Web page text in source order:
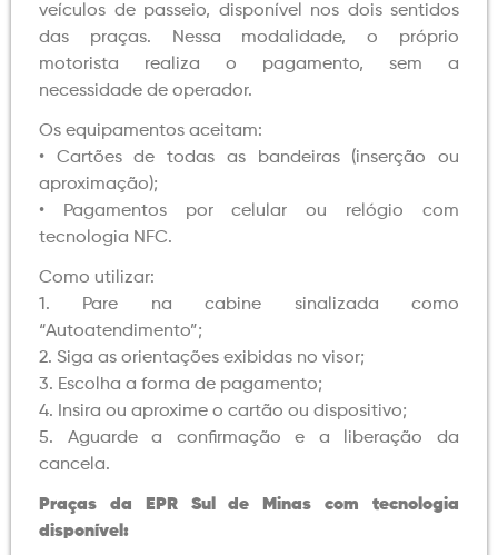
veículos de passeio, disponível nos dois sentidos
das praças. Nessa modalidade, o próprio
motorista realiza o pagamento, sem a
necessidade de operador.
Os equipamentos aceitam:
• Cartões de todas as bandeiras (inserção ou
aproximação);
• Pagamentos por celular ou relógio com
tecnologia NFC.
Como utilizar:
1. Pare na cabine sinalizada como
“Autoatendimento”;
2. Siga as orientações exibidas no visor;
3. Escolha a forma de pagamento;
4. Insira ou aproxime o cartão ou dispositivo;
5. Aguarde a confirmação e a liberação da
cancela.
Praças da EPR Sul de Minas com tecnologia
disponível: